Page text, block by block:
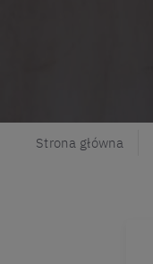
Strona główna